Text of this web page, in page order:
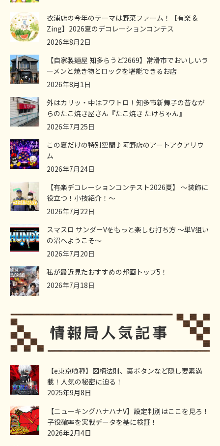
衣浦店の今年のテーマは野菜ファーム！【有楽 &
Zing】2026夏のデコレーションコンテス
2026年8月2日
【自家製麺屋 知多らうど2669】常滑市でおいしいラ
ーメンと焼き物とロックを堪能できるお店
2026年8月1日
外はカリッ・中はフワトロ！知多市新舞子の昔なが
らのたこ焼き屋さん『たこ焼き たけちゃん』
2026年7月25日
この夏だけの特別空間♪阿野店のアートアクアリウ
ム
2026年7月24日
【有楽デコレーションコンテスト2026夏】 ～装飾に
役立つ！小技紹介！～
2026年7月22日
スマスロ サンダーVをもっと楽しむ打ち方 ～単V狙い
の沼へようこそ～
2026年7月20日
私が最近見たおすすめの邦画トップ5！
2026年7月18日
【e東京喰種】図柄法則、裏ボタンなど隠し要素満
載！人気の秘密に迫る！
2025年9月8日
【ニューキングハナハナV】設定判別はここを見ろ！
子役確率を実戦データを基に検証！
2026年2月4日